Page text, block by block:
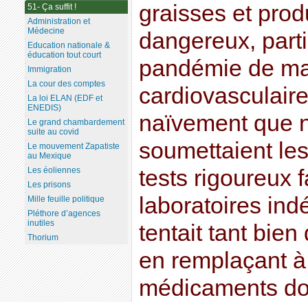
graisses et
dangereux,
pandémie de
naïvement que
soumettaient
tests rigoureux
laboratoires
tentait tant bien
en remplaçant
médicaments
51- Ça suffit !
Administration et
Médecine
Education nationale &
éducation tout court
Immigration
La cour des comptes
La loi ELAN (EDF et
ENEDIS)
Le grand chambardement
suite au covid
Le mouvement Zapatiste
au Mexique
Les éoliennes
Les prisons
Mille feuille politique
Pléthore d’agences
inutiles
Thorium